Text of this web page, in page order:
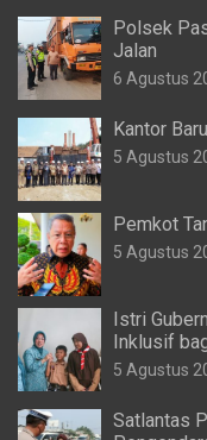
Polsek
Jalan
6 Agustus
Kantor
5 Agustus
Pemkot
5 Agustus
Istri
Inklusif
5 Agustus
Satlantas